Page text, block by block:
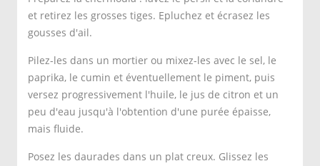
et retirez les grosses tiges. Epluchez et écrasez les
gousses d'ail.
Pilez-les dans un mortier ou mixez-les avec le sel, le
paprika, le cumin et éventuellement le piment, puis
versez progressivement l'huile, le jus de citron et un
peu d'eau jusqu'à l'obtention d'une purée épaisse,
mais fluide.
Posez les daurades dans un plat creux. Glissez les